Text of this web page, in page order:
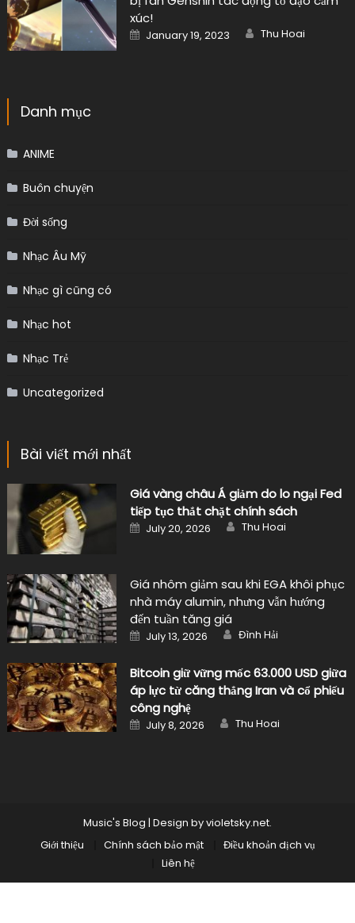
xúc!
Posted
on
January 19, 2023 Author
Thu Hoai
Danh mục
ANIME
Buôn chuyện
Đời sống
Nhạc Âu Mỹ
Nhạc gì cũng có
Nhạc hot
Nhạc Trẻ
Uncategorized
Bài viết mới nhất
Giá vàng châu Á giảm do lo ngại Fed
tiếp tục thắt chặt chính sách
Posted
on
July 20, 2026 Author
Thu Hoai
Giá nhôm giảm sau khi EGA khôi phục
nhà máy alumin, nhưng vẫn hướng
đến tuần tăng giá
Posted
on
July 13, 2026 Author
Đình Hải
Bitcoin giữ vững mốc 63.000 USD giữa
áp lực từ căng thẳng Iran và cổ phiếu
công nghệ
Posted
on
July 8, 2026 Author
Thu Hoai
Music's Blog | Design byvioletsky.net.
Giới thiệu
Chính sách bảo mật
Điều khoản dịch vụ
Liên hệ